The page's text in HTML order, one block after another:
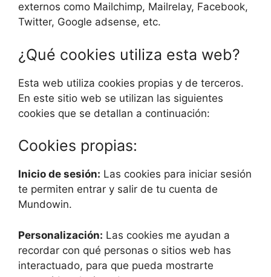
externos como Mailchimp, Mailrelay, Facebook,
Twitter, Google adsense, etc.
¿Qué cookies utiliza esta web?
Esta web utiliza cookies propias y de terceros.
En este sitio web se utilizan las siguientes
cookies que se detallan a continuación:
Cookies propias:
Inicio de sesión: Las cookies para iniciar sesión
te permiten entrar y salir de tu cuenta de
Mundowin.
Personalización: Las cookies me ayudan a
recordar con qué personas o sitios web has
interactuado, para que pueda mostrarte